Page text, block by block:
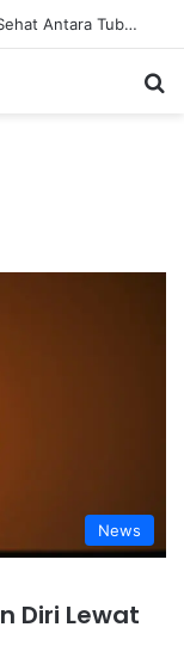
Diet Fleksibel Membangun Hubungan Sehat Antara Tubuh dan Makanan Sehari-hari
News
Diri Lewat